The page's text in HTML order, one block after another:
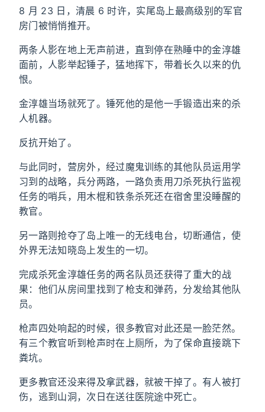
8 月 23 日，清晨 6 时许，实尾岛上最高级别的军官
房门被悄悄推开。
两条人影在地上无声前进，直到停在熟睡中的金淳雄
面前，人影举起锤子，猛地挥下，带着长久以来的仇
恨。
金淳雄当场就死了。锤死他的是他一手锻造出来的杀
人机器。
反抗开始了。
与此同时，营房外，经过魔鬼训练的其他队员运用学
习到的战略，兵分两路，一路负责用刀杀死执行监视
任务的哨兵，用木棍和铁条杀死还在宿舍里没睡醒的
教官。
另一路则抢夺了岛上唯一的无线电台，切断通信，使
外界无法知晓岛上发生的一切。
完成杀死金淳雄任务的两名队员还获得了重大的战
果：他们从房间里找到了枪支和弹药，分发给其他队
员。
枪声四处响起的时候，很多教官对此还是一脸茫然。
有三个教官听到枪声时在上厕所，为了保命直接跳下
粪坑。
更多教官还没来得及拿武器，就被干掉了。有人被打
伤，逃到山洞，次日在送往医院途中死亡。